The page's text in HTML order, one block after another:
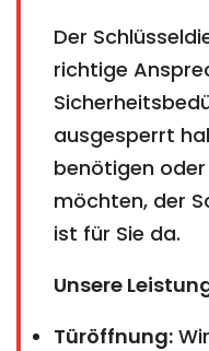
Der
richtige
ausgesperrt
benötigen
möchten, der
ist für Sie da.
Unsere
Türöffnung: